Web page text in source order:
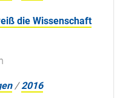
die Wissenschaft
/2016